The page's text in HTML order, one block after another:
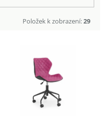
Položek k zobrazení:29